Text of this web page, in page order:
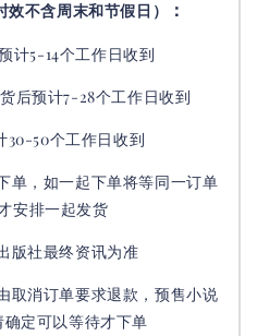
效不含周末和节假日） ：
计5-14个工作日收到
后预计7-28个工作日收到
30-50个工作日收到
单，如一起下单将等同一订单
安排一起发货
版社最终资讯为准
取消订单要求退款，预售小说
定可以等待才下单